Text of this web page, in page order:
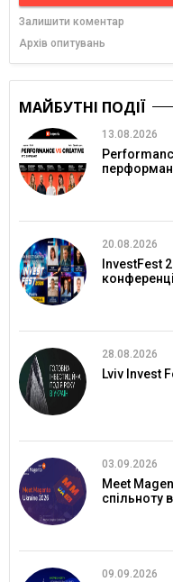
Залишити коментар
Архів опитувань
МАЙБУТНІ ПОДІЇ
13.08.2026
20.08.2026
InvestFest
28.08.2026
Lviv Invest
03.09.2026
Meet
спільноту
09.09.2026